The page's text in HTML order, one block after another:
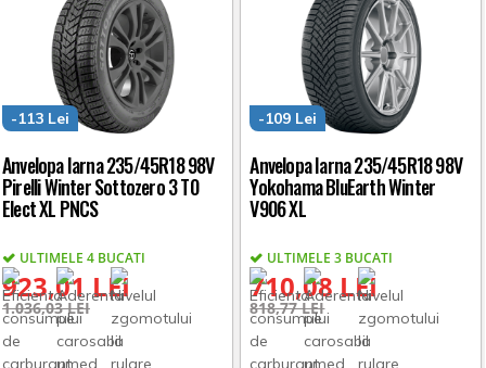
Anvelopa Iarna 235/45R18 98V
Pirelli Winter Sottozero 3 T0
Elect XL PNCS
ULTIMELE 4 BUCATI
923,01 LEI
-113 Lei
1.036,03 LEI
Anvelopa Iarna 235/45R18 98V
Yokohama BluEarth Winter
V906 XL
ULTIMELE 3 BUCATI
710,08 LEI
-109 Lei
818,77 LEI